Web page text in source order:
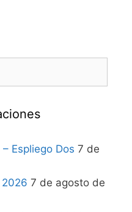
Espliego Dos 7 de
7 de agosto de